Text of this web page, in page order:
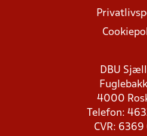
DBU
4000
Telefon:
CVR: 6369